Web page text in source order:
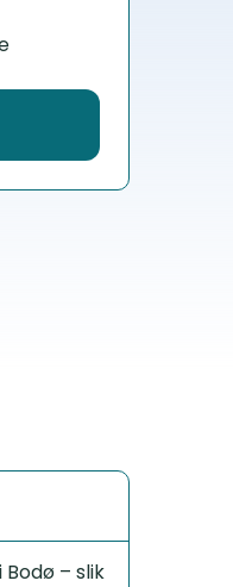
– slik